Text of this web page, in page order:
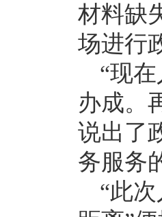
材料缺
场进行
“现
办成。
说出了
务服务
“此